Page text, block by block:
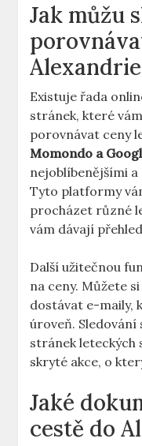
Jak můžu
Existuje řada
stránek, které
porovnávat ceny
Momondo a
nejoblíbenějšími
Tyto platformy
procházet různé
vám dávají
Další užitečnou
na ceny. Můžete
dostávat e-maily,
úroveň.
stránek leteckých
skryté akce, o
Jaké
cestě do